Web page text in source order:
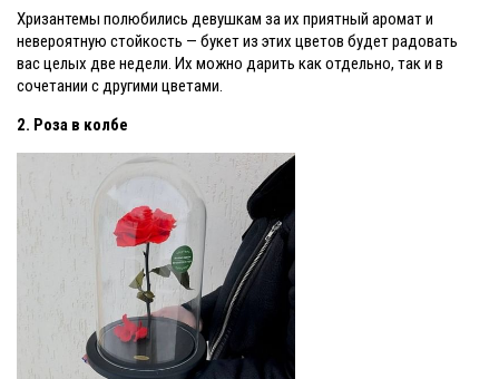
Хризантемы полюбились девушкам за их приятный аромат и
невероятную стойкость — букет из этих цветов будет радовать
вас целых две недели. Их можно дарить как отдельно, так и в
сочетании с другими цветами.
2. Роза в колбе